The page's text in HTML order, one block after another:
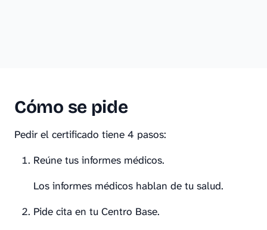
Cómo se pide
Pedir el certificado tiene 4 pasos:
Reúne tus informes médicos.
Los informes médicos hablan de tu salud.
Pide cita en tu Centro Base.